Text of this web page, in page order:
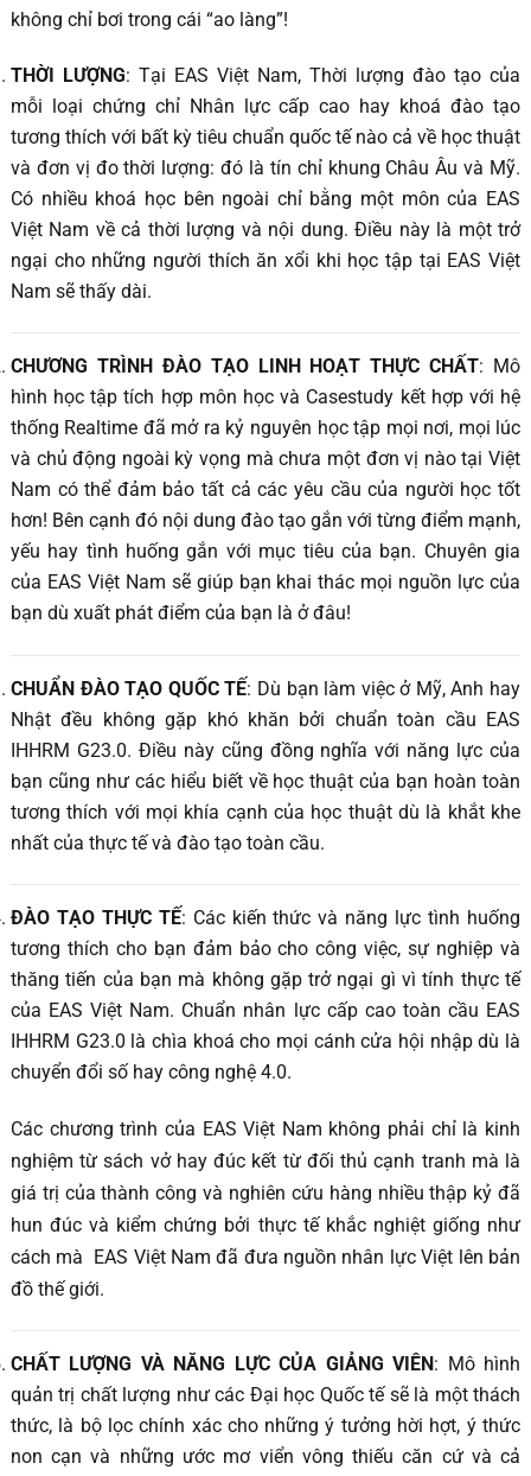
không chỉ bơi trong cái “ao làng”!
THỜI LƯỢNG: Tại EAS Việt Nam, Thời lượng đào tạo của
mỗi loại chứng chỉ Nhân lực cấp cao hay khoá đào tạo
tương thích với bất kỳ tiêu chuẩn quốc tế nào cả về học thuật
và đơn vị đo thời lượng: đó là tín chỉ khung Châu Âu và Mỹ.
Có nhiều khoá học bên ngoài chỉ bằng một môn của EAS
Việt Nam về cả thời lượng và nội dung. Điều này là một trở
ngại cho những người thích ăn xổi khi học tập tại EAS Việt
Nam sẽ thấy dài.
CHƯƠNG TRÌNH ĐÀO TẠO LINH HOẠT THỰC CHẤT: Mô
hình học tập tích hợp môn học và Casestudy kết hợp với hệ
thống Realtime đã mở ra kỷ nguyên học tập mọi nơi, mọi lúc
và chủ động ngoài kỳ vọng mà chưa một đơn vị nào tại Việt
Nam có thể đảm bảo tất cả các yêu cầu của người học tốt
hơn! Bên cạnh đó nội dung đào tạo gắn với từng điểm mạnh,
yếu hay tình huống gắn với mục tiêu của bạn. Chuyên gia
của EAS Việt Nam sẽ giúp bạn khai thác mọi nguồn lực của
bạn dù xuất phát điểm của bạn là ở đâu!
CHUẨN ĐÀO TẠO QUỐC TẾ: Dù bạn làm việc ở Mỹ, Anh hay
Nhật đều không gặp khó khăn bởi chuẩn toàn cầu EAS
IHHRM G23.0. Điều này cũng đồng nghĩa với năng lực của
bạn cũng như các hiểu biết về học thuật của bạn hoàn toàn
tương thích với mọi khía cạnh của học thuật dù là khắt khe
nhất của thực tế và đào tạo toàn cầu.
ĐÀO TẠO THỰC TẾ: Các kiến thức và năng lực tình huống
tương thích cho bạn đảm bảo cho công việc, sự nghiệp và
thăng tiến của bạn mà không gặp trở ngại gì vì tính thực tế
của EAS Việt Nam. Chuẩn nhân lực cấp cao toàn cầu EAS
IHHRM G23.0 là chìa khoá cho mọi cánh cửa hội nhập dù là
chuyển đổi số hay công nghệ 4.0.
Các chương trình của EAS Việt Nam không phải chỉ là kinh
nghiệm từ sách vở hay đúc kết từ đối thủ cạnh tranh mà là
giá trị của thành công và nghiên cứu hàng nhiều thập kỷ đã
hun đúc và kiểm chứng bởi thực tế khắc nghiệt giống như
cách mà EAS Việt Nam đã đưa nguồn nhân lực Việt lên bản
đồ thế giới.
CHẤT LƯỢNG VÀ NĂNG LỰC CỦA GIẢNG VIÊN : Mô hình
quản trị chất lượng như các Đại học Quốc tế sẽ là một thách
thức, là bộ lọc chính xác cho những ý tưởng hời hợt, ý thức
non cạn và những ước mơ viển vông thiếu căn cứ và cả